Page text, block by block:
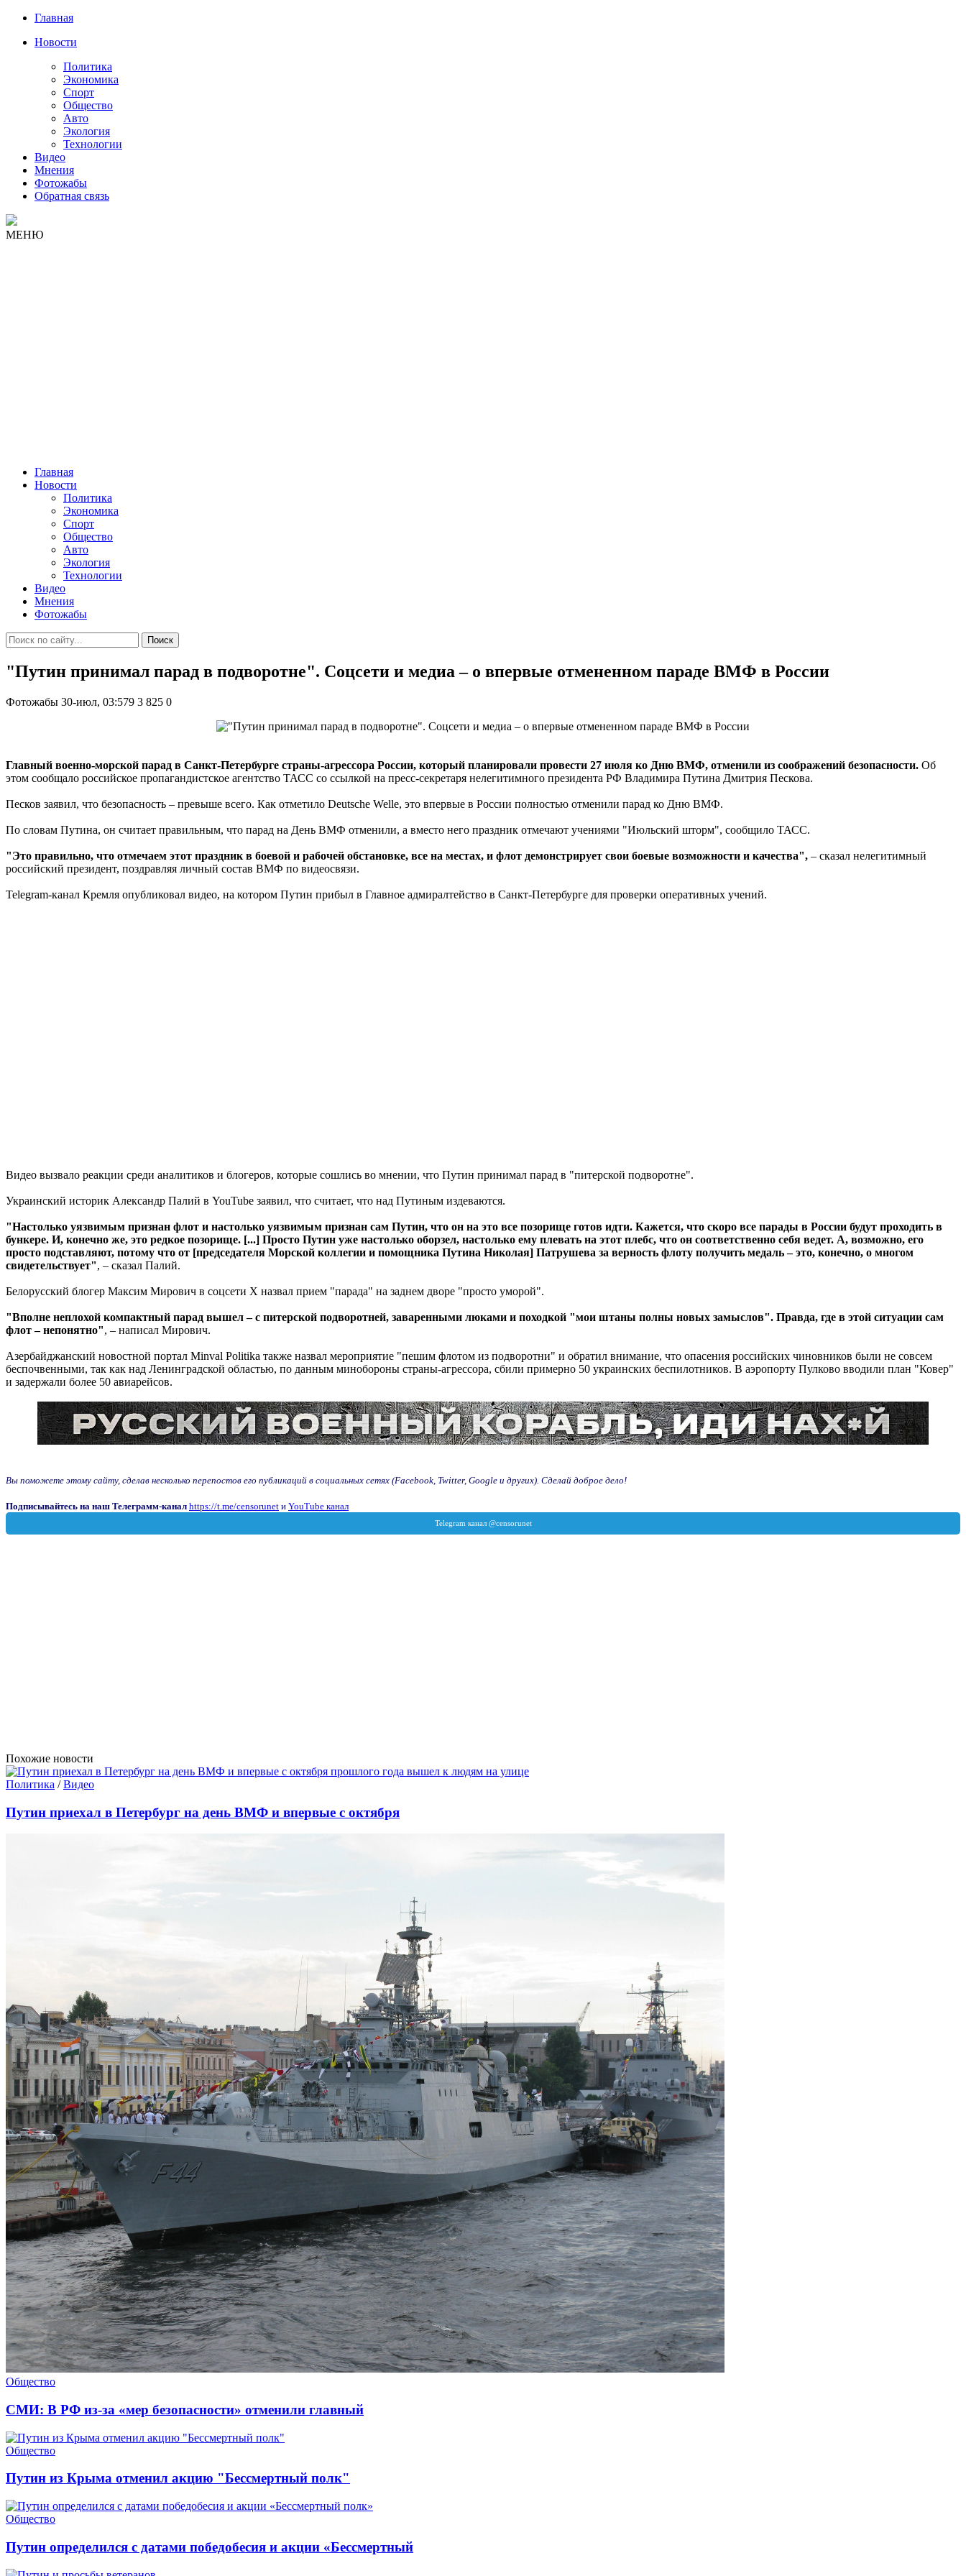
Главная
Новости
Политика
Экономика
Спорт
Общество
Авто
Экология
Технологии
Видео
Мнения
Фотожабы
Обратная связь
МЕНЮ
Главная
Новости
Политика
Экономика
Спорт
Общество
Авто
Экология
Технологии
Видео
Мнения
Фотожабы
Поиск
"Путин принимал парад в подворотне". Соцсети и медиа – о впервые отмененном параде ВМФ в России
Фотожабы 30-июл, 03:579 3 825 0
Главный военно-морской парад в Санкт-Петербурге страны-агрессора России, который планировали провести 27 июля ко Дню ВМФ, отменили из соображений безопасности. Об
этом сообщало российское пропагандистское агентство ТАСС со ссылкой на пресс-секретаря нелегитимного президента РФ Владимира Путина Дмитрия Пескова.
Песков заявил, что безопасность – превыше всего. Как отметило Deutsche Welle, это впервые в России полностью отменили парад ко Дню ВМФ.
По словам Путина, он считает правильным, что парад на День ВМФ отменили, а вместо него праздник отмечают учениями "Июльский шторм", сообщило ТАСС.
"Это правильно, что отмечаем этот праздник в боевой и рабочей обстановке, все на местах, и флот демонстрирует свои боевые возможности и качества", – сказал нелегитимный
российский президент, поздравляя личный состав ВМФ по видеосвязи.
Telegram-канал Кремля опубликовал видео, на котором Путин прибыл в Главное адмиралтейство в Санкт-Петербурге для проверки оперативных учений.
Видео вызвало реакции среди аналитиков и блогеров, которые сошлись во мнении, что Путин принимал парад в "питерской подворотне".
Украинский историк Александр Палий в YouTube заявил, что считает, что над Путиным издеваются.
"Настолько уязвимым признан флот и настолько уязвимым признан сам Путин, что он на это все позорище готов идти. Кажется, что скоро все парады в России будут проходить в
бункере. И, конечно же, это редкое позорище. [...] Просто Путин уже настолько оборзел, настолько ему плевать на этот плебс, что он соответственно себя ведет. А, возможно, его
просто подставляют, потому что от [председателя Морской коллегии и помощника Путина Николая] Патрушева за верность флоту получить медаль – это, конечно, о многом
свидетельствует", – сказал Палий.
Белорусский блогер Максим Мирович в соцсети X назвал прием "парада" на заднем дворе "просто уморой".
"Вполне неплохой компактный парад вышел – с питерской подворотней, заваренными люками и походкой "мои штаны полны новых замыслов". Правда, где в этой ситуации сам
флот – непонятно", – написал Мирович.
Азербайджанский новостной портал Minval Politika также назвал мероприятие "пешим флотом из подворотни" и обратил внимание, что опасения российских чиновников были не совсем
беспочвенными, так как над Ленинградской областью, по данным минобороны страны-агрессора, сбили примерно 50 украинских беспилотников. В аэропорту Пулково вводили план "Ковер"
и задержали более 50 авиарейсов.
Вы поможете этому сайту, сделав несколько перепостов его публикаций в социальных сетях (Facebook, Twitter, Google и других). Сделай доброе дело!
Подписывайтесь на наш Телеграмм-канал https://t.me/censorunet и YouTube канал
Похожие новости
Политика /Видео
Путин приехал в Петербург на день ВМФ и впервые с октября
Общество
СМИ: В РФ из-за «мер безопасности» отменили главный
Общество
Путин из Крыма отменил акцию "Бессмертный полк"
Общество
Путин определился с датами победобесия и акции «Бессмертный